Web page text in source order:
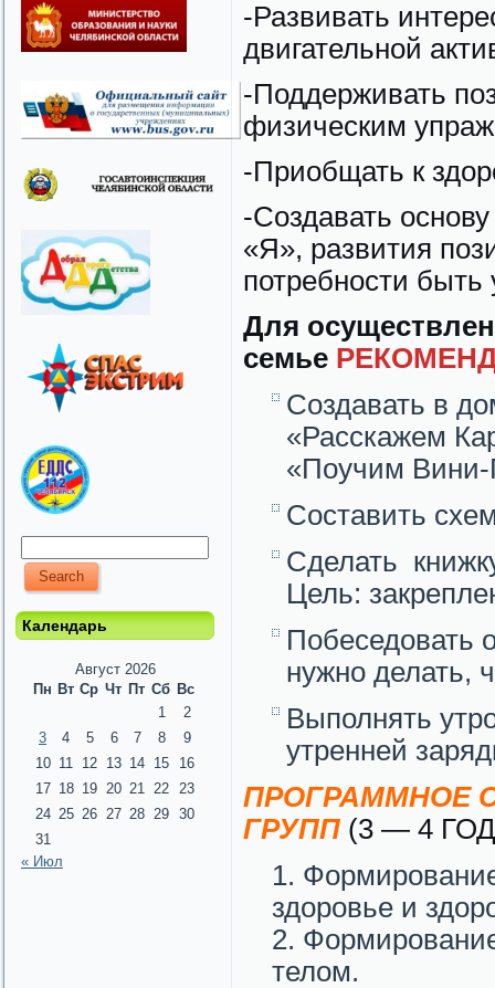
Календарь
Август 2026
Пн Вт Ср Чт Пт Сб Вс
1
2
3
4 5 6 7 8
9
10 11 12 13 14 15
16
17 18 19 20 21 22
23
24 25 26 27 28 29 30
31
« Июл
-Развивать
двигательной
-Поддерживать
физическим
-Приобщать к
-Создавать
«Я», развития
потребности
Для
семье
Создавать в
«Расскажем
«Поучим Вини-
Составить
Сделать
Цель:
Побеседовать
нужно делать,
Выполнять
утренней
ПРОГРАММНОЕ
ГРУПП (3 — 4
здоровье и
телом.